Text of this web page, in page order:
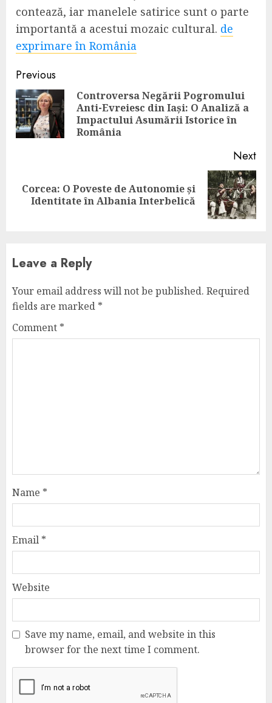
contează, iar manelele satirice sunt o parte
importantă a acestui mozaic cultural. de
exprimare în România
Continue
Reading
Previous
Controversa Negării Pogromului
Anti-Evreiesc din Iași: O Analiză a
Impactului Asumării Istorice în
România
Next
Next
post:
Corcea: O Poveste de Autonomie și
Identitate în Albania Interbelică
Leave a Reply
Your email address will not be published. Required
fields are marked *
Comment *
Name *
Email *
Website
Save my name, email, and website in this
browser for the next time I comment.